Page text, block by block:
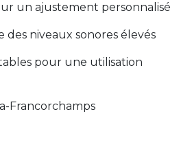
un ajustement personnalisé
des niveaux sonores élevés
pour une utilisation
Francorchamps